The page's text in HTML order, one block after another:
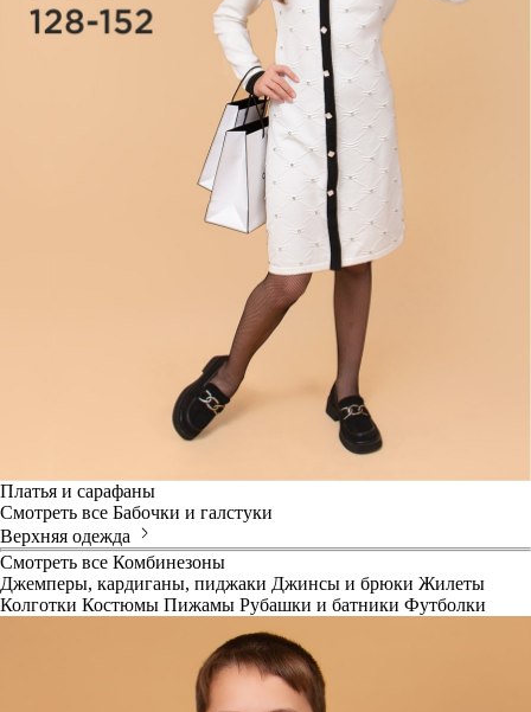
Платья и сарафаны
Смотреть все Бабочки и галстуки
Верхняя одежда
Смотреть все Комбинезоны
Джемперы, кардиганы, пиджаки Джинсы и брюки Жилеты
Колготки Костюмы Пижамы Рубашки и батники Футболки